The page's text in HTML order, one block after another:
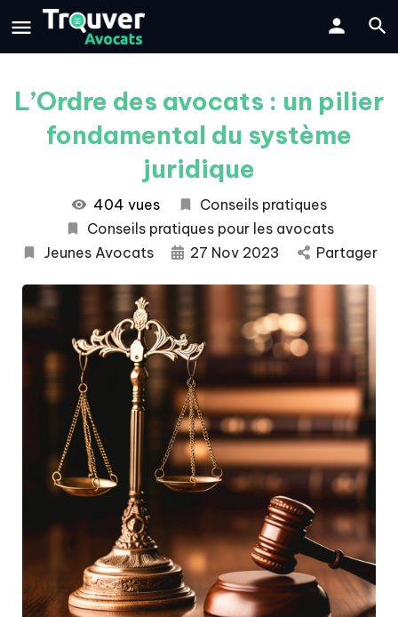
L’Ordre des avocats : un pilier
fondamental du système
juridique
404 vues
Conseils pratiques
Conseils pratiques pour les avocats
Jeunes Avocats
27 Nov 2023 Partager